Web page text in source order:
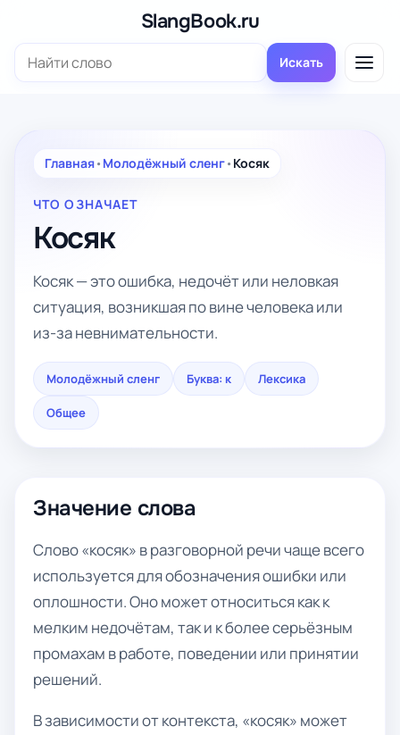
содержимому
SlangBook.ru
Поиск: Искать
Главная• Молодёжный сленг• Косяк
ЧТО ОЗНАЧАЕТ
Косяк
Косяк — это ошибка, недочёт или неловкая
ситуация, возникшая по вине человека или
из-за невнимательности.
Молодёжный сленг Буква: к Лексика
Общее
Значение слова
Слово «косяк» в разговорной речи чаще всего
используется для обозначения ошибки или
оплошности. Оно может относиться как к
мелким недочётам, так и к более серьёзным
промахам в работе, поведении или принятии
решений.
В зависимости от контекста, «косяк» может